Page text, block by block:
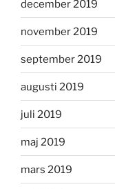
december 2019
november 2019
september 2019
augusti 2019
juli 2019
maj 2019
mars 2019